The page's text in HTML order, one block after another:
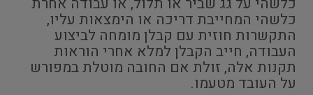
כלשהי המחייבת דריכה או הימצאות עליו,
התקשרות חוזית עם קבלן מומחה לביצוע
העבודה, חייב הקבלן למלא אחרי הוראות
תקנות אלה, זולת אם החובה מוטלת במפורש
על העובד מטעמו.